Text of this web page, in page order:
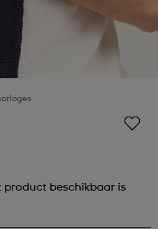
product beschikbaar is